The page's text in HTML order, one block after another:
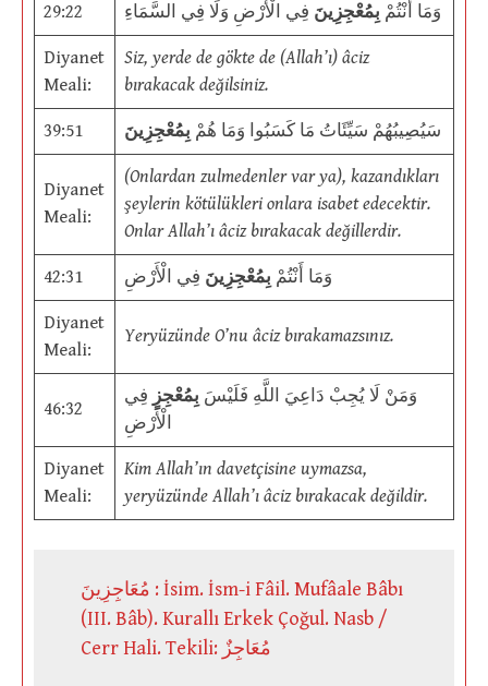
29:22 وَمَا أَنْتُمْ بِمُعْجِزِينَ فِي الْأَرْضِ وَلَا فِي السَّمَاءِ
Diyanet
Meali:
Siz, yerde de gökte de (Allah’ı) âciz
bırakacak değilsiniz.
39:51 سَيُصِيبُهُمْ سَيِّئَاتُ مَا كَسَبُوا وَمَا هُمْ بِمُعْجِزِينَ
Diyanet
Meali:
(Onlardan zulmedenler var ya), kazandıkları
şeylerin kötülükleri onlara isabet edecektir.
Onlar Allah’ı âciz bırakacak değillerdir.
42:31 وَمَا أَنْتُمْ بِمُعْجِزِينَ فِي الْأَرْضِ
Diyanet
Meali:
Yeryüzünde O’nu âciz bırakamazsınız.
46:32
وَمَنْ لَا يُجِبْ دَاعِيَ اللَّهِ فَلَيْسَ بِمُعْجِزٍ فِي
الْأَرْضِ
Diyanet
Meali:
Kim Allah’ın davetçisine uymazsa,
yeryüzünde Allah’ı âciz bırakacak değildir.
مُعَاجِزِينَ : İsim. İsm-i Fâil. Mufâale Bâbı
(III. Bâb). Kurallı Erkek Çoğul. Nasb /
Cerr Hali. Tekili: مُعَاجِزٌ